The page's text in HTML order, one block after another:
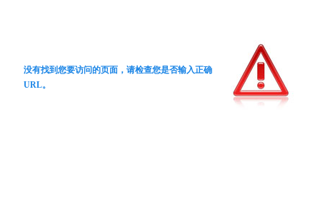
没有找到您要访问的页面，请检查您是否输入正确
URL。